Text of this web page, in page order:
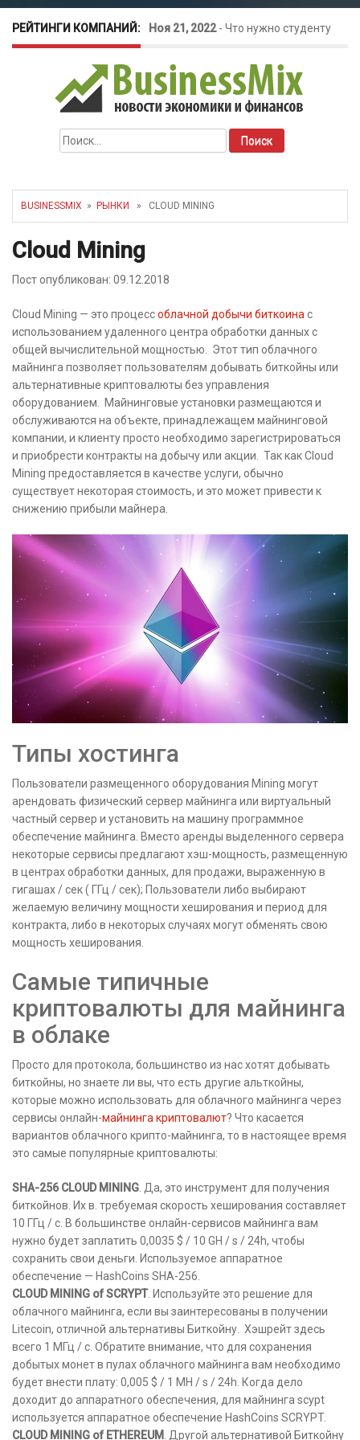
РЕЙТИНГИ КОМПАНИЙ: Ноя 21, 2022- Что нужно студенту
для открытия бизнеса?
Окт 26, 2022-Телефония для
amoCRM: лучшие инструменты для
бизнеса
Найти:
BUSINESSMIX » РЫНКИ » CLOUD MINING
Cloud Mining
Пост опубликован: 09.12.2018
Cloud Mining — это процессоблачной добычи биткоина с
использованием удаленного центра обработки данных с
общей вычислительной мощностью. Этот тип облачного
майнинга позволяет пользователям добывать биткойны или
альтернативные криптовалюты без управления
оборудованием. Майнинговые установки размещаются и
обслуживаются на объекте, принадлежащем майнинговой
компании, и клиенту просто необходимо зарегистрироваться
и приобрести контракты на добычу или акции. Так как Cloud
Mining предоставляется в качестве услуги, обычно
существует некоторая стоимость, и это может привести к
снижению прибыли майнера.
Типы хостинга
Пользователи размещенного оборудования Mining могут
арендовать физический сервер майнинга или виртуальный
частный сервер и установить на машину программное
обеспечение майнинга. Вместо аренды выделенного сервера
некоторые сервисы предлагают хэш-мощность, размещенную
в центрах обработки данных, для продажи, выраженную в
гигашах / сек ( ГГц / сек); Пользователи либо выбирают
желаемую величину мощности хеширования и период для
контракта, либо в некоторых случаях могут обменять свою
мощность хеширования.
Самые типичные
криптовалюты для майнинга
в облаке
Просто для протокола, большинство из нас хотят добывать
биткойны, но знаете ли вы, что есть другие альткойны,
которые можно использовать для облачного майнинга через
сервисы онлайн-майнинга криптовалют? Что касается
вариантов облачного крипто-майнинга, то в настоящее время
это самые популярные криптовалюты:
SHA-256 CLOUD MINING . Да, это инструмент для получения
биткойнов. Их в. требуемая скорость хеширования составляет
10 ГГц / с. В большинстве онлайн-сервисов майнинга вам
нужно будет заплатить 0,0035 $ / 10 GH / s / 24h, чтобы
сохранить свои деньги. Используемое аппаратное
обеспечение — HashCoins SHA-256.
CLOUD MINING of SCRYPT. Используйте это решение для
облачного майнинга, если вы заинтересованы в получении
Litecoin, отличной альтернативы Биткойну. Хэшрейт здесь
всего 1 МГц / с. Обратите внимание, что для сохранения
добытых монет в пулах облачного майнинга вам необходимо
будет внести плату: 0,005 $ / 1 MH / s / 24h. Когда дело
доходит до аппаратного обеспечения, для майнинга scypt
используется аппаратное обеспечение HashCoins SCRYPT.
CLOUD MINING of ETHEREUM . Другой альтернативой Биткойну